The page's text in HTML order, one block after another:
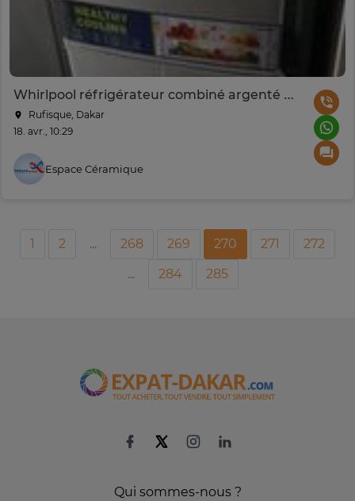
Whirlpool réfrigérateur combiné argenté Healthy Cooling
Rufisque, Dakar
18. avr., 10:29
Espace Céramique
1 2 ... 268 269 270 271
272
...
284 285
Qui sommes-nous ?